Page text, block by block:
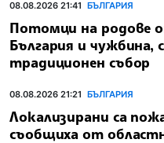
08.08.2026 21:41 БЪЛГАРИЯ
Потомци на родове
България и чужбина,
традиционен събор
08.08.2026 21:21 БЪЛГАРИЯ
Локализирани са
съобщиха от